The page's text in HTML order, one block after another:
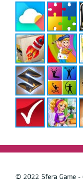
© 2022 Sfera Game -